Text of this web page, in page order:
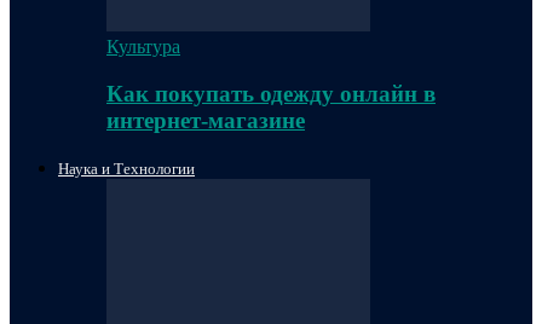
Культура
Как покупать одежду онлайн в
интернет-магазине
Наука и Технологии